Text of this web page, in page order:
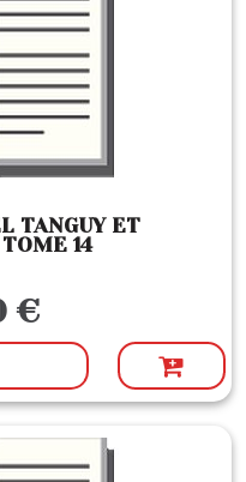
TANGUY ET
14
€